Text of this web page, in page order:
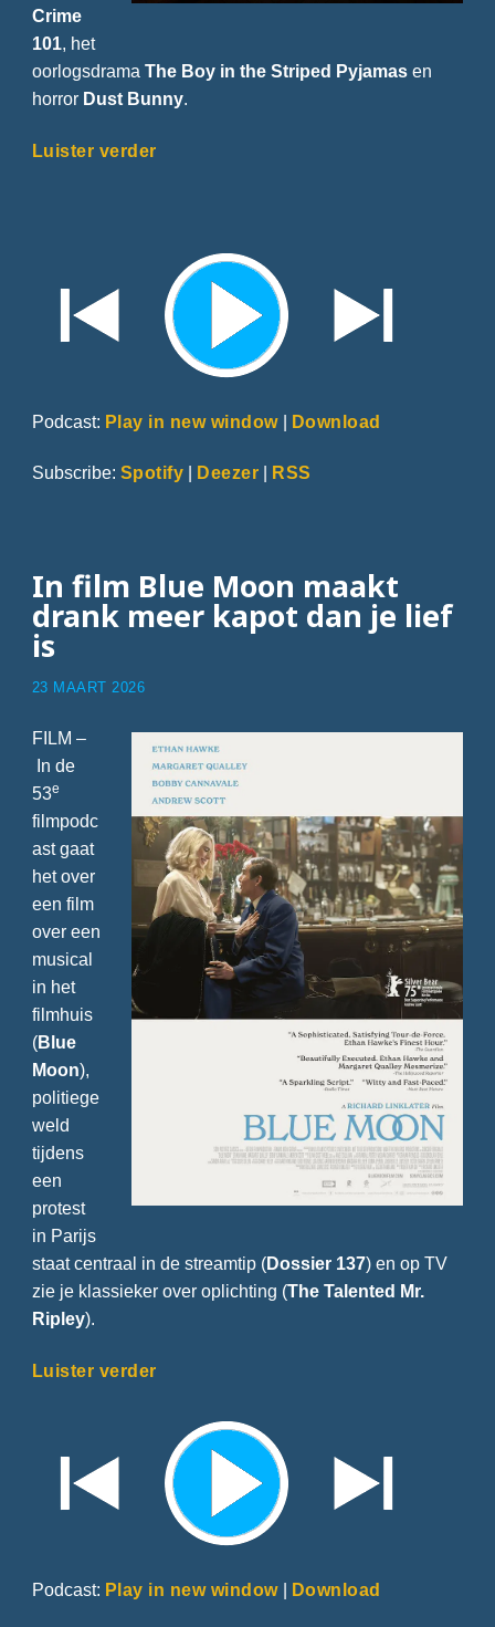
Crime
101, het
oorlogsdrama The Boy in the Striped Pyjamas en
horror Dust Bunny.
Luister verder
Podcast: Play in new window| Download
Subscribe: Spotify | Deezer | RSS
In film Blue Moon maakt
drank meer kapot dan je lief
is
23 MAART 2026
FILM –
In de
53e
filmpodc
ast gaat
het over
een film
over een
musical
in het
filmhuis
(Blue
Moon),
politiege
weld
tijdens
een
protest
in Parijs
staat centraal in de streamtip (Dossier 137) en op TV
zie je klassieker over oplichting (The Talented Mr.
Ripley).
Luister verder
Podcast: Play in new window| Download